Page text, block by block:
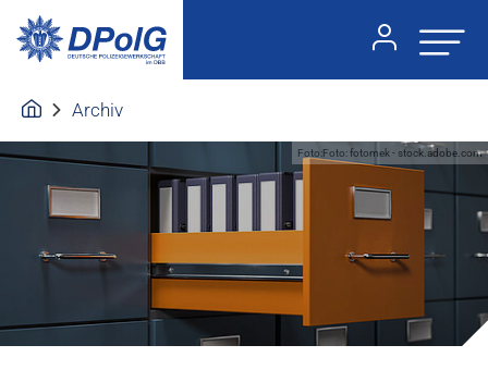
Archiv
Foto:Foto: fotomek - stock.adobe.com